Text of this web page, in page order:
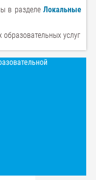
в разделе Локальные
образовательных услуг